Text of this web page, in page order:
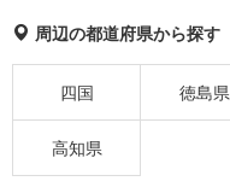
周辺の都道府県から探す
四国 徳島県
高知県